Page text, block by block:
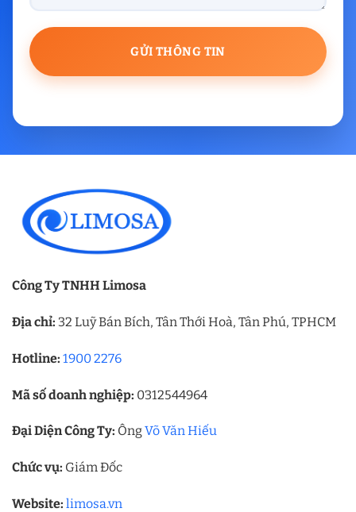
Công Ty TNHH Limosa
Địa chỉ: 32 Luỹ Bán Bích, Tân Thới Hoà, Tân Phú, TPHCM
Hotline: 1900 2276
Mã số doanh nghiệp: 0312544964
Đại Diện Công Ty: ÔngVõ Văn Hiếu
Chức vụ: Giám Đốc
Website: limosa.vn